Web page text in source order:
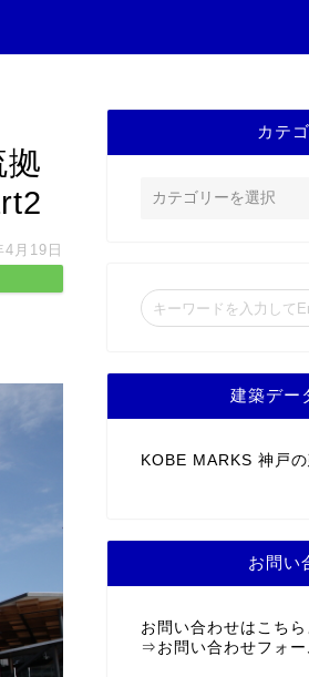
月19日
カテ
建築デー
KOBE MARKS 神戸
お問い
お問い合わせはこちら
⇒ お問い合わせフォー